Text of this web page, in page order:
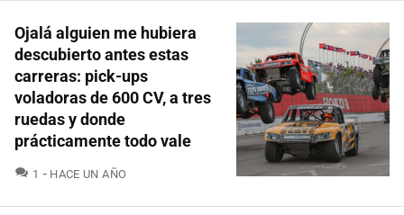
Ojalá alguien me hubiera
descubierto antes estas
carreras: pick-ups
voladoras de 600 CV, a tres
ruedas y donde
prácticamente todo vale
1 COMENTARIOS
HACE UN AÑO